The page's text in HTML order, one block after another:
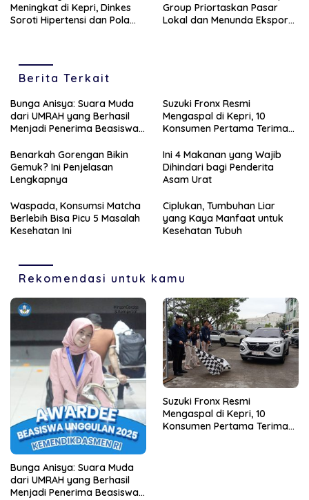
Meningkat di Kepri, Dinkes
Soroti Hipertensi dan Pola
Group Priortaskan Pasar
Lokal dan Menunda Ekspor
Berita Terkait
Bunga Anisya: Suara Muda
dari UMRAH yang Berhasil
Menjadi Penerima Beasiswa
Suzuki Fronx Resmi
Mengaspal di Kepri, 10
Konsumen Pertama Terima
Benarkah Gorengan Bikin
Gemuk? Ini Penjelasan
Lengkapnya
Ini 4 Makanan yang Wajib
Dihindari bagi Penderita
Asam Urat
Waspada, Konsumsi Matcha
Berlebih Bisa Picu 5 Masalah
Kesehatan Ini
Ciplukan, Tumbuhan Liar
yang Kaya Manfaat untuk
Kesehatan Tubuh
Rekomendasi untuk kamu
Bunga Anisya: Suara Muda
dari UMRAH yang Berhasil
Menjadi Penerima Beasiswa
Suzuki Fronx Resmi
Mengaspal di Kepri, 10
Konsumen Pertama Terima